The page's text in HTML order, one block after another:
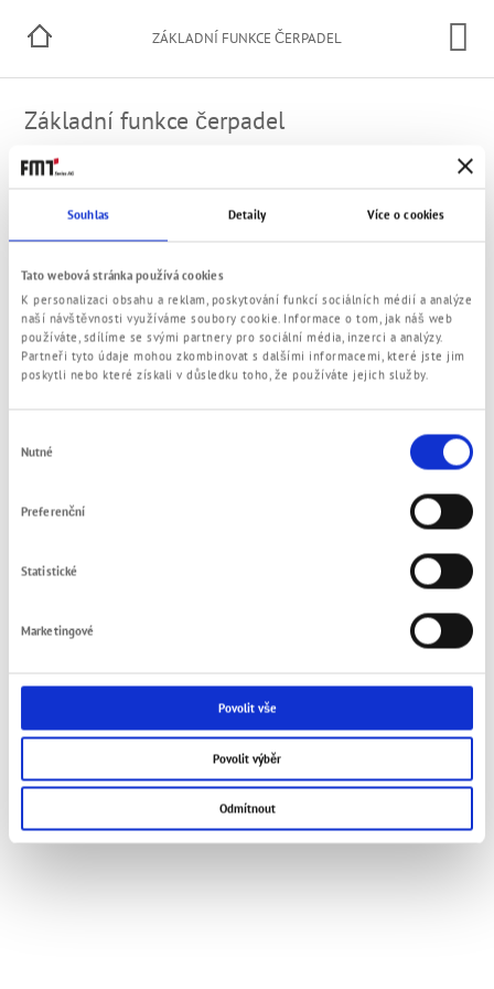
Souhlas Detaily Více o cookies
Tato webová stránka používá cookies
K personalizaci obsahu a reklam, poskytování funkcí sociálních médií a analýze
naší návštěvnosti využíváme soubory cookie. Informace o tom, jak náš web
používáte, sdílíme se svými partnery pro sociální média, inzerci a analýzy.
Partneři tyto údaje mohou zkombinovat s dalšími informacemi, které jste jim
poskytli nebo které získali v důsledku toho, že používáte jejich služby.
souhlasu
Nutné
Preferenční
Statistické
Marketingové
Povolit vše
Povolit výběr
Odmítnout
ZÁKLADNÍ FUNKCE ČERPADEL
Základní funkce čerpadel
Zde naleznete informace k funkcím následujících typů
Periferní zubová čerpadla
Zubová čerpadla
© 2021 FMT Swiss AG